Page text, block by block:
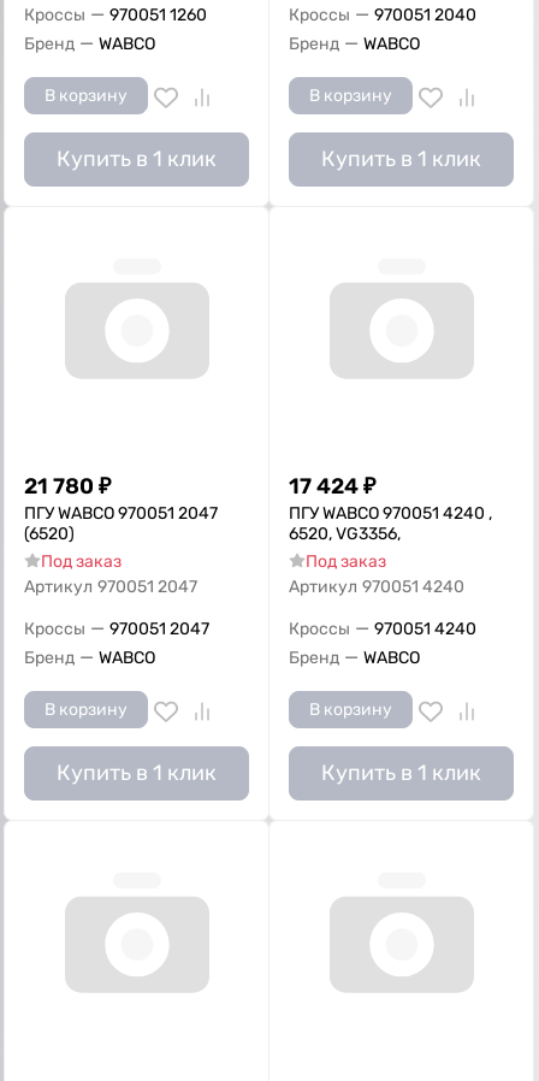
Кроссы — 970051 1260
Бренд — WABCO
В корзину
Купить в 1 клик
Кроссы — 970051 2040
Бренд — WABCO
В корзину
Купить в 1 клик
21 780 ₽
ПГУ WABCO 970051 2047
(6520)
Под заказ
Артикул 970051 2047
Кроссы — 970051 2047
Бренд — WABCO
В корзину
Купить в 1 клик
17 424₽
ПГУ WABCO 970051 4240 ,
6520, VG3356,
Под заказ
Артикул 970051 4240
Кроссы — 970051 4240
Бренд — WABCO
В корзину
Купить в 1 клик